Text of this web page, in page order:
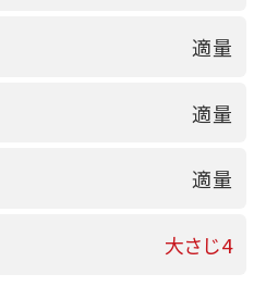
適量
適量
適量
大さじ4